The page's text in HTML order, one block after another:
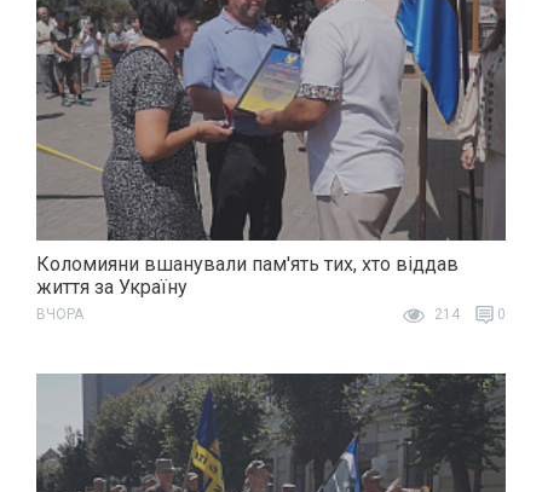
Коломияни вшанували пам'ять тих, хто віддав
життя за Україну
ВЧОРА 214 0